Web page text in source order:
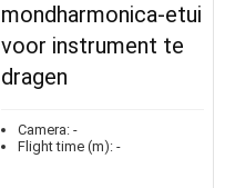
mondharmonica-etui
voor instrument te
dragen
Camera: -
Flight time (m): -